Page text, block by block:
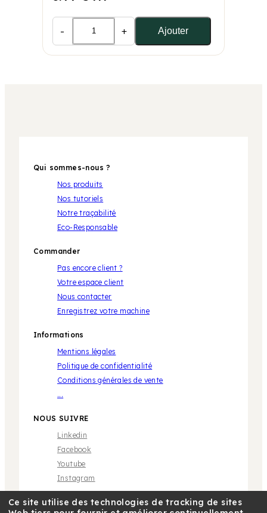
- + Ajouter
Qui sommes-nous ?
Nos produits
Nos tutoriels
Notre traçabilité
Eco-Responsable
Commander
Pas encore client ?
Votre espace client
Nous contacter
Enregistrez votre machine
Informations
Mentions légales
Politique de confidentialité
Conditions générales de vente
...
NOUS SUIVRE
Linkedin
Facebook
Youtube
Instagram
Ce site utilise des technologies de tracking de sites